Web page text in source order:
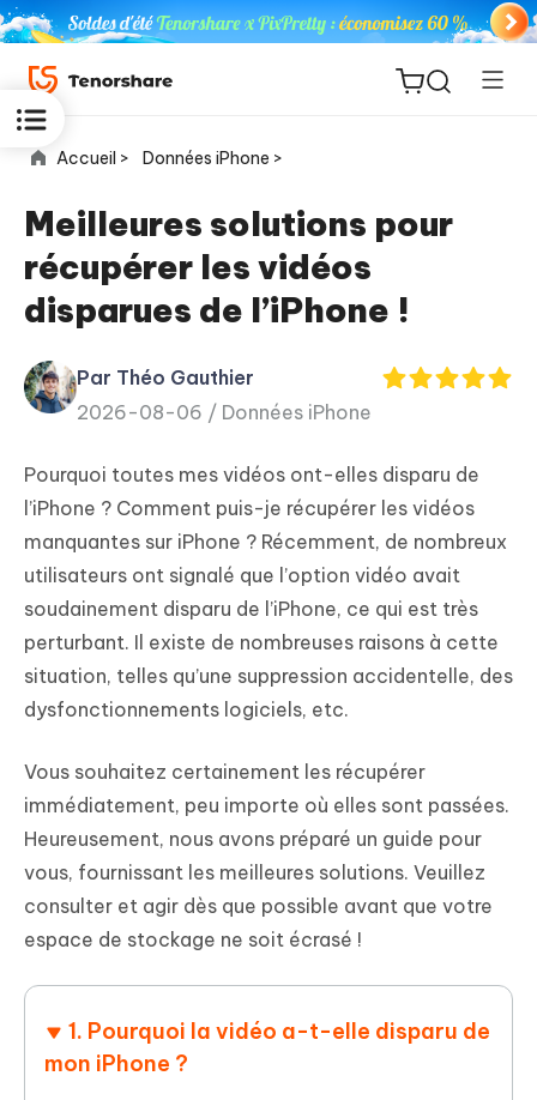
ReiBoot
for iOS
PDNob
PDF
New
iAnyGo
Accueil > Données iPhone >
Meilleures solutions pour
récupérer les vidéos
disparues de l’iPhone !
Par Théo Gauthier
2026-08-06 / Données iPhone
Pourquoi toutes mes vidéos ont-elles disparu de
l’iPhone ? Comment puis-je récupérer les vidéos
manquantes sur iPhone ? Récemment, de nombreux
utilisateurs ont signalé que l’option vidéo avait
soudainement disparu de l’iPhone, ce qui est très
perturbant. Il existe de nombreuses raisons à cette
situation, telles qu’une suppression accidentelle, des
dysfonctionnements logiciels, etc.
Vous souhaitez certainement les récupérer
immédiatement, peu importe où elles sont passées.
Heureusement, nous avons préparé un guide pour
vous, fournissant les meilleures solutions. Veuillez
consulter et agir dès que possible avant que votre
espace de stockage ne soit écrasé !
1. Pourquoi la vidéo a-t-elle disparu de
mon iPhone ?